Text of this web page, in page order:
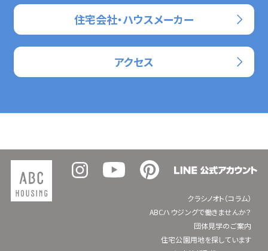
住宅会社・ハウスメーカー
アクセス
クラシノオト（コラム）
ABCハウジングで働きませんか？
団体見学のご案内
住宅公園用地を探しています